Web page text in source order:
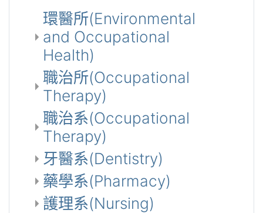
環醫所(Environmental
and Occupational
Health)
職治所(Occupational
Therapy)
職治系(Occupational
Therapy)
牙醫系(Dentistry)
藥學系(Pharmacy)
護理系(Nursing)